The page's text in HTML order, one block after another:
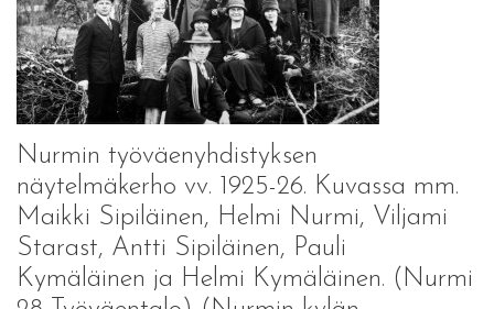
Nurmin työväenyhdistyksen
näytelmäkerho vv. 1925-26. Kuvassa mm.
Maikki Sipiläinen, Helmi Nurmi, Viljami
Starast, Antti Sipiläinen, Pauli
Kymäläinen ja Helmi Kymäläinen. (Nurmi